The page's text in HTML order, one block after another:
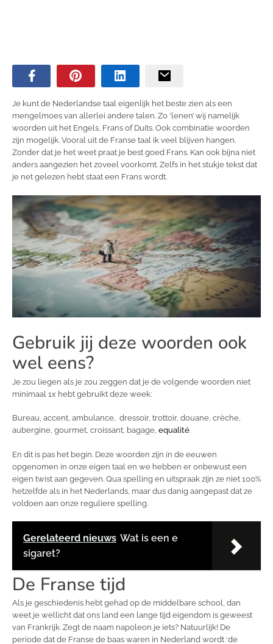
Je kunt de Nederlandse taal eigenlijk het beste zien als een
mengelmoes van allerlei andere talen. Zo ‘lenen’ wij namelijk
woorden uit het Engels, Frans of Duits. Ook combinatie woorden
zijn mogelijk. Vooral uit de Franse taal ik veel blijven hangen.
Zonder dat je het weet praat je best goed Frans. Kan ook bijna niet
anders aangezien het zoveel voorkomt. Zelfs in het stukje tekst dat
je net gelezen hebt staat een Frans wordt.
Gebruik jij deze woorden ook
wel eens?
Je zou liegen als je zou zeggen dat je de volgende woorden niet
minimaal 1x hebt gebruikt deze week:
Bureau, accent, ambulance, dressoir, trottoir, douane, crèche,
aubergine, gourmet, croissant, bagage, equalité.
En dit is pas het begin. Deze woorden zijn in de eeuwen
opgenomen in onze eigen taal en we hebben er onbewust een
eigen twist aan gegeven. Qua spelling en uitspraak zijn ze niet 100%
hetzelfde als in het Nederlands, maar dus danig aangepast dat ze
voldoen aan onze reguliere spelling.
Gerelateerd nieuws Wat is een e
sigaret?
De Franse tijd
Als je geschiedenis hebt gehad op de middelbare school, dan
weet je wellicht dat ons land een lange tijd eigendom is geweest
van Frankrijk. Zegt de naam napoleon je iets? Natuurlijk! De
periode dat de Franse de baas waren in Nederland wordt ‘de